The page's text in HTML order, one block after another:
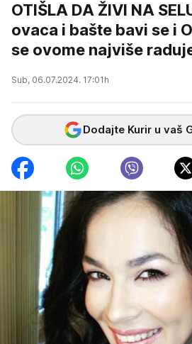
OTIŠLA DA ŽIVI NA
ovaca i bašte bavi se i
se ovome najviše
Sub, 06.07.2024. 17:01h
Dodajte Kurir u vaš